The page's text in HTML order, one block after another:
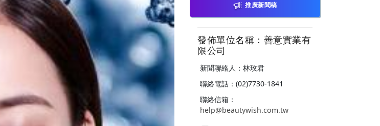
推廣新聞稿
發佈單位名稱：善意實業有
限公司
新聞聯絡人：林玫君
聯絡電話：(02)7730-1841
聯絡信箱：
help@beautywish.com.tw